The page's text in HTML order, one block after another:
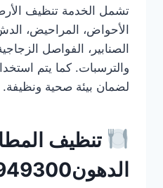
تشمل الخدمة تنظيف
الأحواض، المراحيض، الدش،
الصنابير، الفواصل
والترسبات. كما يتم
لضمان بيئة صحية ونظيفة.
تنظيف
الدهون0501949300